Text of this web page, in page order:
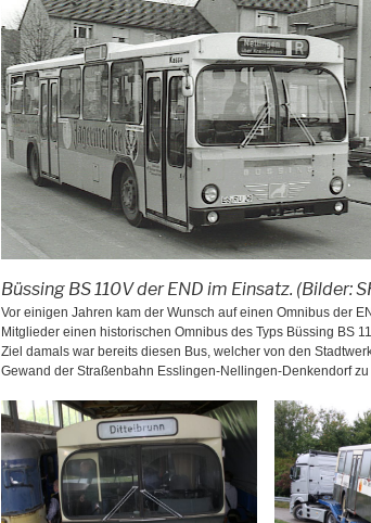
Büssing BS 110V der END im Einsatz. (Bilder:
Vor einigen Jahren kam der Wunsch auf einen Omnibus der
Mitglieder einen historischen Omnibus des Typs Büssing BS
Ziel damals war bereits diesen Bus, welcher von den
Gewand der Straßenbahn Esslingen-Nellingen-Denkendorf zu